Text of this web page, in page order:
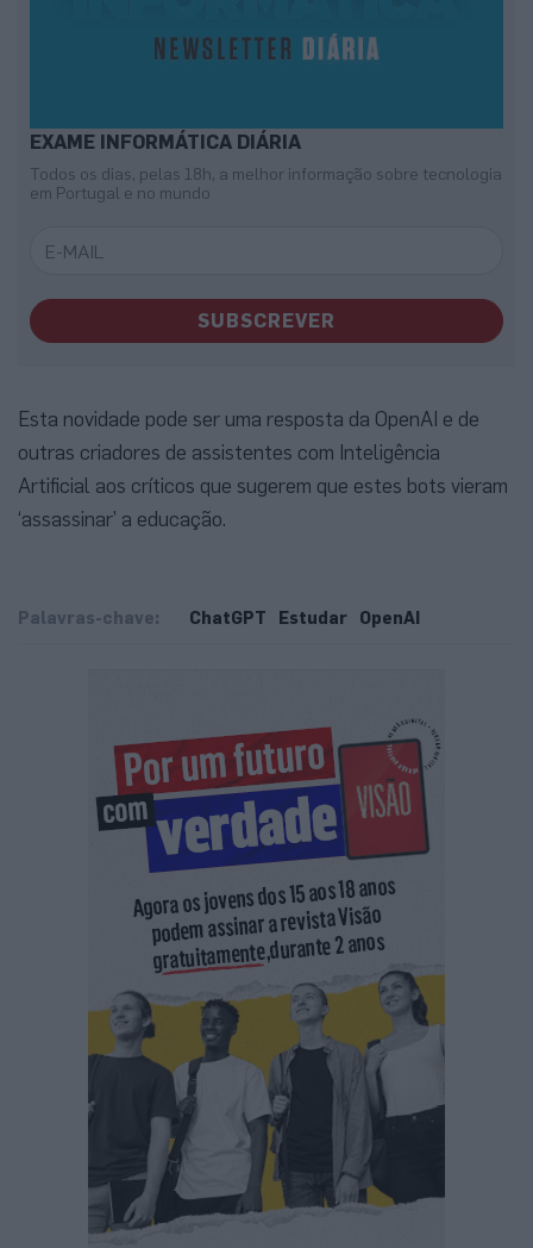
EXAME INFORMÁTICA DIÁRIA
Todos os dias, pelas 18h, a melhor informação sobre tecnologia
em Portugal e no mundo
SUBSCREVER
Esta novidade pode ser uma resposta da OpenAI e de
outras criadores de assistentes com Inteligência
Artificial aos críticos que sugerem que estes bots vieram
‘assassinar’ a educação.
Palavras-chave: ChatGPT Estudar OpenAI